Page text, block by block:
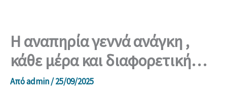
Η αναπηρία γεννά ανάγκη ,
κάθε μέρα και διαφορετική…
Απόadmin/25/09/2025